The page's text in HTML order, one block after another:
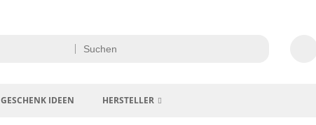
GESCHENK IDEEN HERSTELLER